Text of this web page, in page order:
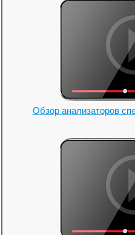
Обзор анализаторов